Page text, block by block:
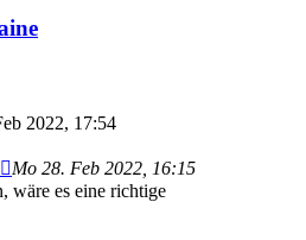
2022, 17:54
Mo 28. Feb 2022, 16:15
wäre es eine richtige